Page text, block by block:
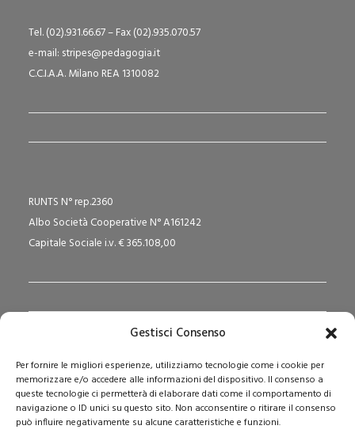
Gestisci Consenso
Per fornire le migliori esperienze, utilizziamo tecnologie come i cookie per
memorizzare e/o accedere alle informazioni del dispositivo. Il consenso a
queste tecnologie ci permetterà di elaborare dati come il comportamento di
navigazione o ID unici su questo sito. Non acconsentire o ritirare il consenso
può influire negativamente su alcune caratteristiche e funzioni.
Tel. (02).931.66.67 – Fax (02).935.070.57
e-mail: stripes@pedagogia.it
C.C.I.A.A. Milano REA 1310082
RUNTS N° rep.2360
Albo Società Cooperative N° A161242
Capitale Sociale i.v. € 365.108,00
Via San Domenico Savio, 6 – 20017 Rho (MI)
Reg. Tribunale: n. 187 del 29/03/97 | ISSN: 1593-2259
Web:www.pedagogia.it